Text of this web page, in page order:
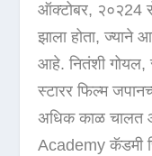
ऑक्टोबर, २०२24
झाला होता, ज्याने
आहे. नितंशी गोयल,
स्टारर फिल्म
अधिक काळ चालत
Academy कॅडमी